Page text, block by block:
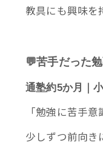
教具にも興味を
💬苦手だった
通塾約5か月｜
「勉強に苦手
少しずつ前向き